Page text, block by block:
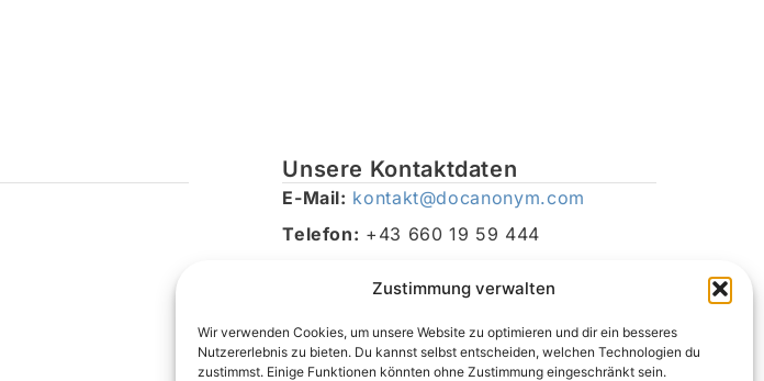
Zustimmung verwalten
Wir verwenden Cookies, um unsere Website zu optimieren und dir ein besseres
Nutzererlebnis zu bieten. Du kannst selbst entscheiden, welchen Technologien du
zustimmst. Einige Funktionen könnten ohne Zustimmung eingeschränkt sein.
Unsere Kontaktdaten
E-Mail: kontakt@docanonym.com
Telefon: +43 660 19 59 444
Traunsee, Österreich